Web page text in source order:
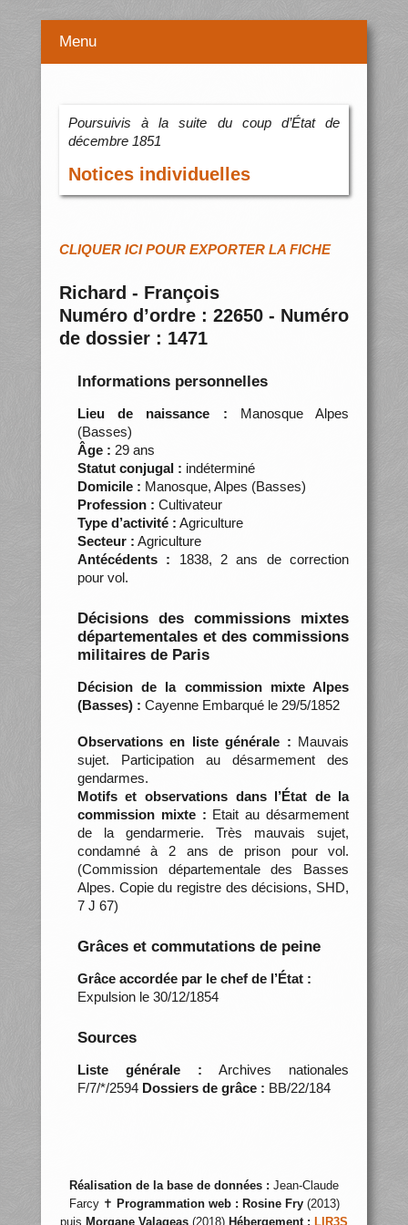
Menu
Poursuivis à la suite du coup d’État de
décembre 1851
Notices individuelles
CLIQUER ICI POUR EXPORTER LA FICHE
Richard - François
Numéro d’ordre : 22650 - Numéro
de dossier : 1471
Informations personnelles
Lieu de naissance : Manosque Alpes
(Basses)
Âge : 29 ans
Statut conjugal : indéterminé
Domicile : Manosque, Alpes (Basses)
Profession : Cultivateur
Type d’activité : Agriculture
Secteur : Agriculture
Antécédents : 1838, 2 ans de correction
pour vol.
Décisions des commissions mixtes
départementales et des commissions
militaires de Paris
Décision de la commission mixte Alpes
(Basses) : Cayenne Embarqué le 29/5/1852
Observations en liste générale : Mauvais
sujet. Participation au désarmement des
gendarmes.
Motifs et observations dans l’État de la
commission mixte : Etait au désarmement
de la gendarmerie. Très mauvais sujet,
condamné à 2 ans de prison pour vol.
(Commission départementale des Basses
Alpes. Copie du registre des décisions, SHD,
7 J 67)
Grâces et commutations de peine
Grâce accordée par le chef de l’État :
Expulsion le 30/12/1854
Sources
Liste générale : Archives nationales
F/7/*/2594 Dossiers de grâce : BB/22/184
Réalisation de la base de données : Jean-Claude
Farcy ✝ Programmation web : Rosine Fry(2013)
puis Morgane Valageas (2018) Hébergement : LIR3S